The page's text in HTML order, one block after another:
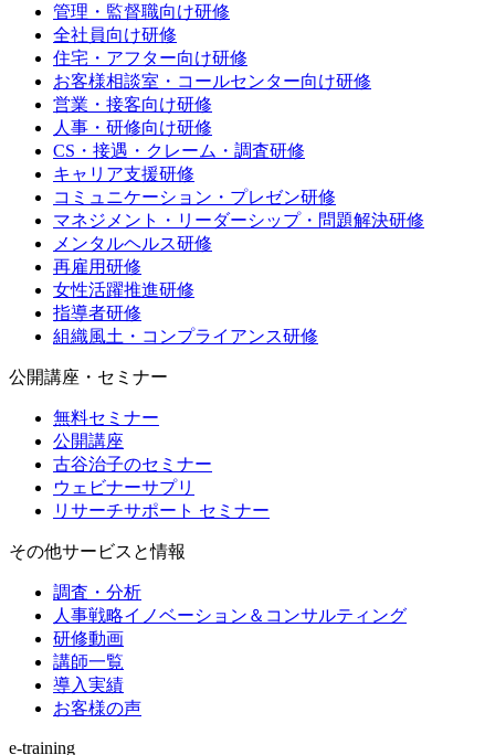
管理・監督職向け研修
全社員向け研修
住宅・アフター向け研修
お客様相談室・コールセンター向け研修
営業・接客向け研修
人事・研修向け研修
CS・接遇・クレーム・調査研修
キャリア支援研修
コミュニケーション・プレゼン研修
マネジメント・リーダーシップ・問題解決研修
メンタルヘルス研修
再雇用研修
女性活躍推進研修
指導者研修
組織風土・コンプライアンス研修
公開講座・セミナー
無料セミナー
公開講座
古谷治子のセミナー
ウェビナーサプリ
リサーチサポート セミナー
その他サービスと情報
調査・分析
人事戦略イノベーション＆コンサルティング
研修動画
講師一覧
導入実績
お客様の声
e-training